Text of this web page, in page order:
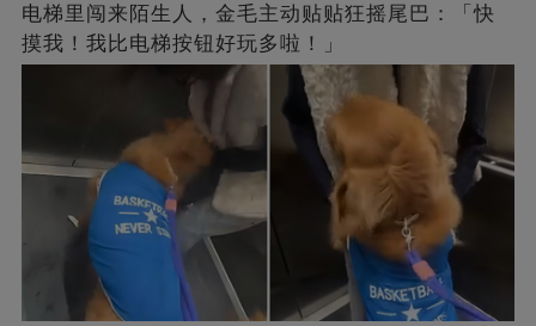
电梯里闯来陌生人，金毛主动贴贴狂摇尾巴：「快
摸我！我比电梯按钮好玩多啦！」